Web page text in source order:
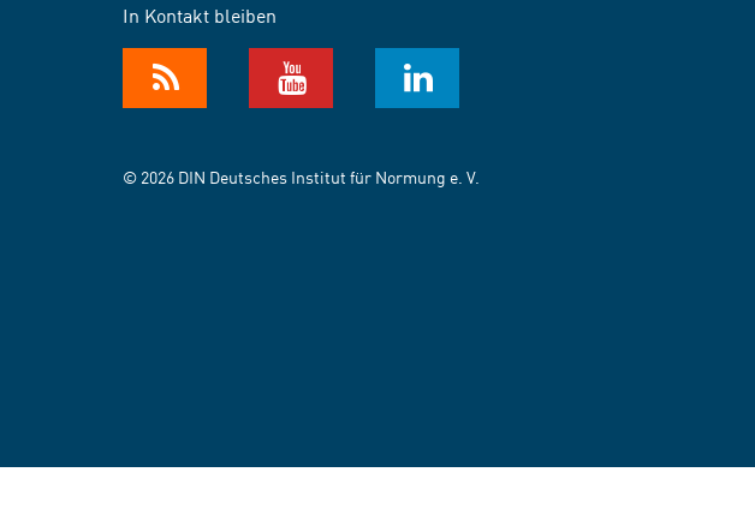
In Kontakt bleiben
© 2026 DIN Deutsches Institut für Normung e. V.